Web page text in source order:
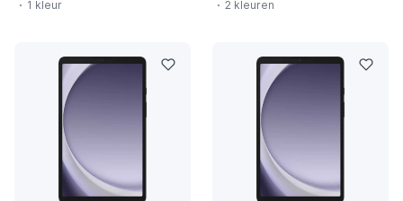
1 kleur 2 kleuren